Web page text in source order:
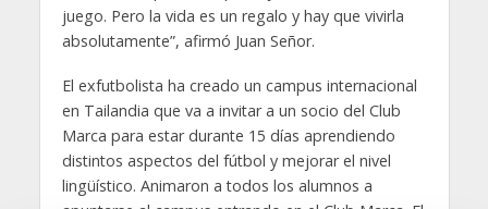
juego. Pero la vida es un regalo y hay que vivirla
absolutamente”, afirmó Juan Señor.
El exfutbolista ha creado un campus internacional
en Tailandia que va a invitar a un socio del Club
Marca para estar durante 15 días aprendiendo
distintos aspectos del fútbol y mejorar el nivel
lingüístico. Animaron a todos los alumnos a